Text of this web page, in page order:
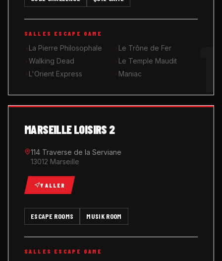
MUSIK ROOM KARAOKÉ
QUIZ GAME
SALLES ESCAPE GAME
La Pierre Philosophale
Le Trône de Fer
Walking Dead
Le Temple Maudit
L'Orient Express
Maniac
MARSEILLE LOISIRS 2
114 Traverse de la Serviane
13012 Marseille
Y ALLER
ESCAPE ROOMS MUSIK ROOM
SALLES ESCAPE GAME